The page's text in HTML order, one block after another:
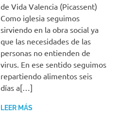
de Vida Valencia (Picassent)
Como iglesia seguimos
sirviendo en la obra social ya
que las necesidades de las
personas no entienden de
virus. En ese sentido seguimos
repartiendo alimentos seis
días a[…]
LEER MÁS